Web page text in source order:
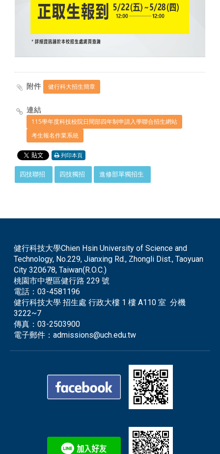
附件 健行科大招生簡章
連結
115學年度科技校院日間部四年制申請入學聯合招生網站
考生報名作業系統
列印本頁
四技聯招 四技獨招 進修部單獨招生
健行科技大學Chien Hsin University of Science and
Technology, No.229, Jianxing Rd., Zhongli Dist., Taoyuan
City 320678, Taiwan(R.O.C.)
桃園市中壢區健行路 229 號
電話：03-4581196
健行科技大學 招生處 行政大樓 1 樓 A110 室 分機
3222~7
傳真：03-2503900
電子郵件：admissions@uch.edu.tw